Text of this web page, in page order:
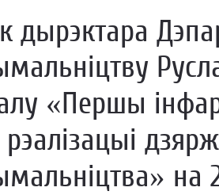
дырэктара
«Першы
рэалізацыі
на